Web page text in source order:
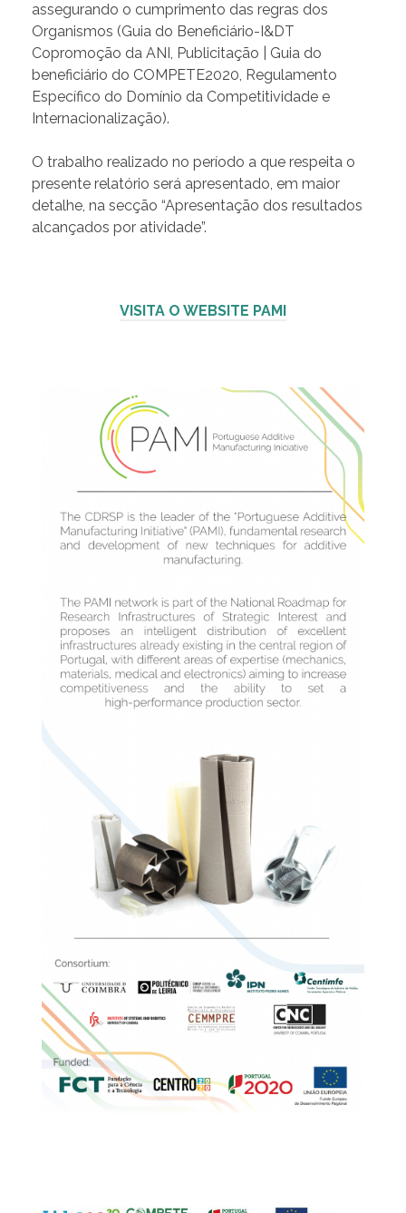
assegurando o cumprimento das regras dos
Organismos (Guia do Beneficiário-I&DT
Copromoção da ANI, Publicitação | Guia do
beneficiário do COMPETE2020, Regulamento
Específico do Domínio da Competitividade e
Internacionalização).
O trabalho realizado no período a que respeita o
presente relatório será apresentado, em maior
detalhe, na secção “Apresentação dos resultados
alcançados por atividade”.
VISITA O WEBSITE PAMI